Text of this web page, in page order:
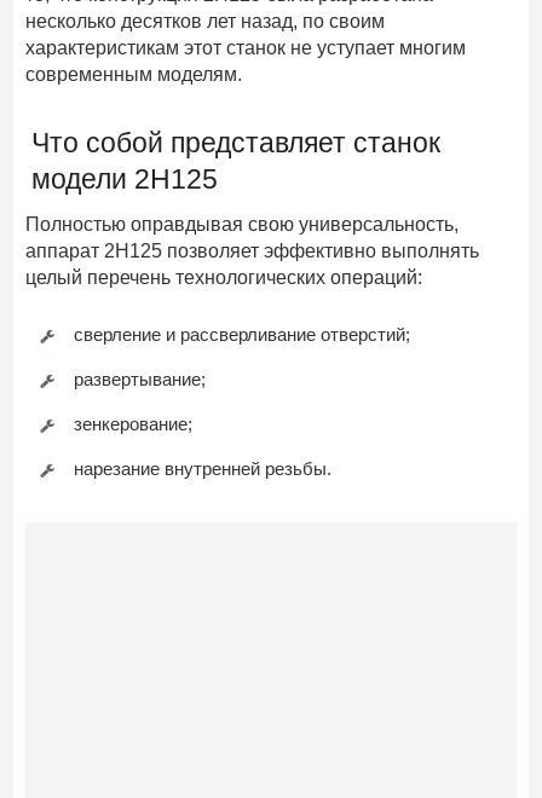
несколько десятков лет назад, по своим
характеристикам этот станок не уступает многим
современным моделям.
Что собой представляет станок
модели 2Н125
Полностью оправдывая свою универсальность,
аппарат 2Н125 позволяет эффективно выполнять
целый перечень технологических операций:
сверление и рассверливание отверстий;
развертывание;
зенкерование;
нарезание внутренней резьбы.